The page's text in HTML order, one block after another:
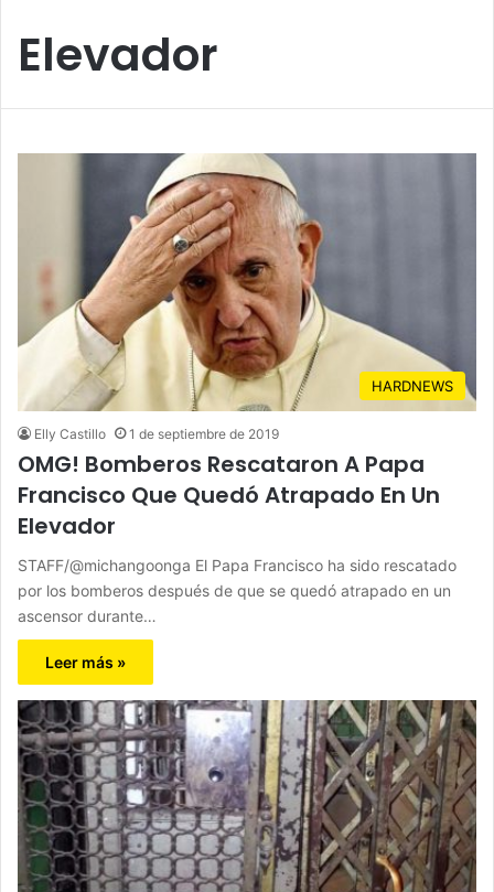
Elevador
HARDNEWS
Elly Castillo 1 de septiembre de 2019
OMG! Bomberos Rescataron A Papa
Francisco Que Quedó Atrapado En Un
Elevador
STAFF/@michangoonga El Papa Francisco ha sido rescatado
por los bomberos después de que se quedó atrapado en un
ascensor durante…
Leer más »